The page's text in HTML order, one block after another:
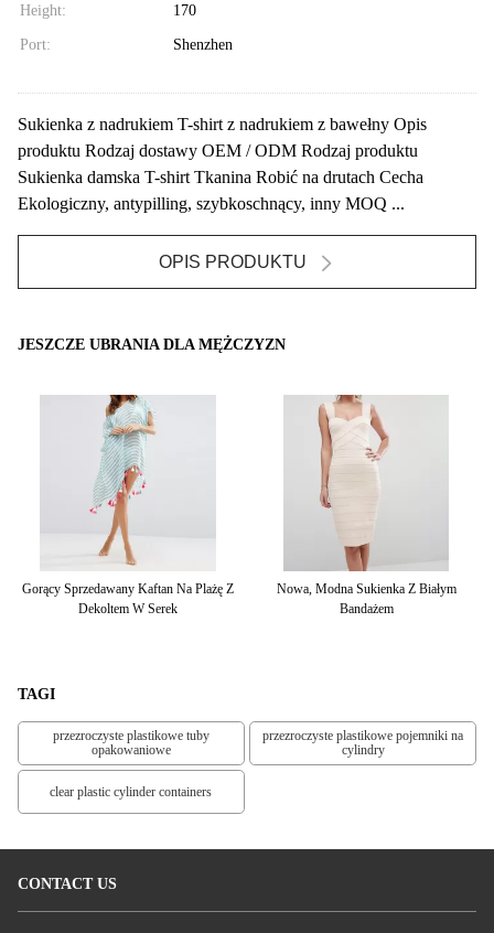
Height: 170
Port: Shenzhen
Sukienka z nadrukiem T-shirt z nadrukiem z bawełny Opis
produktu Rodzaj dostawy OEM / ODM Rodzaj produktu
Sukienka damska T-shirt Tkanina Robić na drutach Cecha
Ekologiczny, antypilling, szybkoschnący, inny MOQ ...
OPIS PRODUKTU
JESZCZE UBRANIA DLA MĘŻCZYZN
Gorący Sprzedawany Kaftan Na Plażę Z
Dekoltem W Serek
Nowa, Modna Sukienka Z Białym
Bandażem
TAGI
przezroczyste plastikowe tuby
opakowaniowe
przezroczyste plastikowe pojemniki na
cylindry
clear plastic cylinder containers
CONTACT US